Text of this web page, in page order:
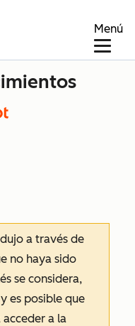
Menú
a través de
no haya sido
se considera,
es posible que
acceder a la